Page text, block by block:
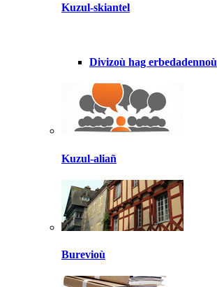
Kuzul-skiantel
Divizoù hag erbedadennoù
Kuzul-aliañ
Burevioù